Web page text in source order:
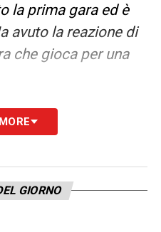
la prima gara ed è
avuto la reazione di
che gioca per una
mentalità è quella
trovare le soluzioni.
tragedia. Ci sono
non solo la casa,
GIORNO